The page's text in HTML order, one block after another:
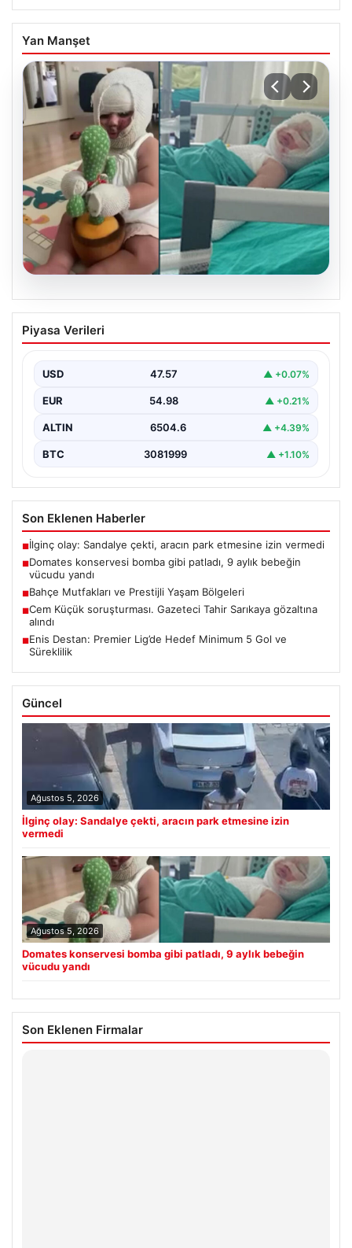
Yan Manşet
05.08.2026
Domates konservesi bomba gibi patladı,
9 aylık bebeğin vücudu yandı
Piyasa Verileri
USD 47.57 ▲ +0.07%
EUR 54.98 ▲ +0.21%
ALTIN 6504.6 ▲ +4.39%
BTC 3081999 ▲ +1.10%
Son Eklenen Haberler
■İlginç olay: Sandalye çekti, aracın park etmesine izin vermedi
■Domates konservesi bomba gibi patladı, 9 aylık bebeğin
vücudu yandı
■Bahçe Mutfakları ve Prestijli Yaşam Bölgeleri
■Cem Küçük soruşturması. Gazeteci Tahir Sarıkaya gözaltına
alındı
■Enis Destan: Premier Lig’de Hedef Minimum 5 Gol ve
Süreklilik
Güncel
Ağustos 5, 2026
İlginç olay: Sandalye çekti, aracın park etmesine izin
vermedi
Ağustos 5, 2026
Domates konservesi bomba gibi patladı, 9 aylık bebeğin
vücudu yandı
Son Eklenen Firmalar